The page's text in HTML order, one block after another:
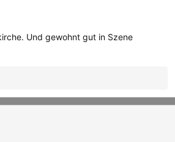
Und gewohnt gut in Szene